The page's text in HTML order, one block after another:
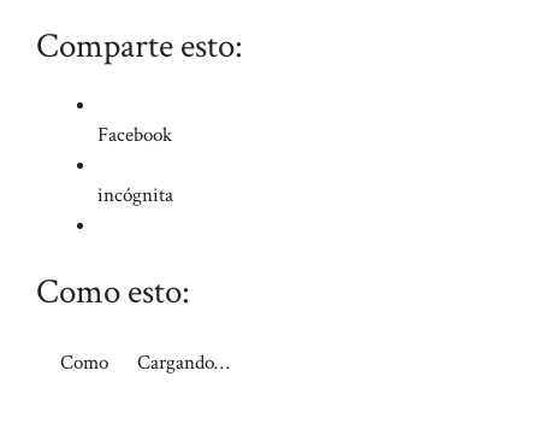
Comparte esto:
Facebook
incógnita
Como esto:
Como Cargando…